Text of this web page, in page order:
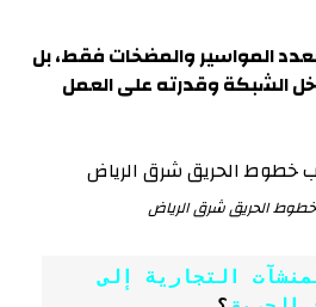
المواسير والمضخات فقط، بل
الشبكة وقدرته على العمل
الحريق شرق الرياض
لماذا تحتاج المنشآت التجارية إلى